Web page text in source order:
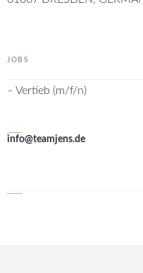
JOBS
– Vertieb (m/f/n)
info@teamjens.de